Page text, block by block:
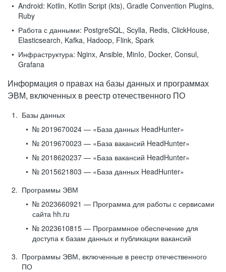
Android: Kotlin, Kotlin Script (kts), Gradle Convention Plugins,
Ruby
Работа с данными: PostgreSQL, Scylla, Redis, ClickHouse,
Elasticsearch, Kafka, Hadoop, Flink, Spark
Инфраструктура: Nginx, Ansible, MinIo, Docker, Consul,
Grafana
Информация о правах на базы данных и программах
ЭВМ, включенных в реестр отечественного ПО
Базы данных
№ 2019670024 — «База данных HeadHunter»
№ 2019670023 — «База вакансий HeadHunter»
№ 2018620237 — «База вакансий HeadHunter»
№ 2015621803 — «База данных HeadHunter»
Программы ЭВМ
№ 2023660921 — Программа для работы с сервисами
сайта hh.ru
№ 2023610815 — Программное обеспечение для
доступа к базам данных и публикации вакансий
Программы ЭВМ, включенные в реестр отечественного
ПО